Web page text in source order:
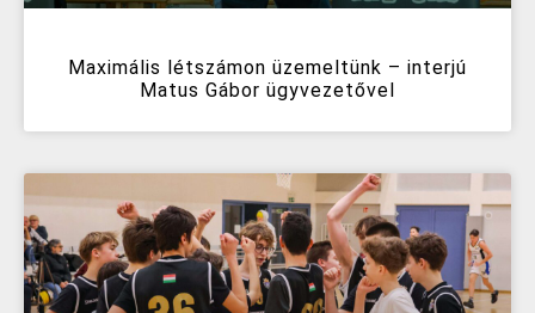
Maximális létszámon üzemeltünk – interjú
Matus Gábor ügyvezetővel